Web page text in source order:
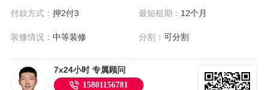
付款方式： 押2付3 最短租期： 12个月
装修情况： 中等装修 分割：可分割
7x24小时 专属顾问
15801156781